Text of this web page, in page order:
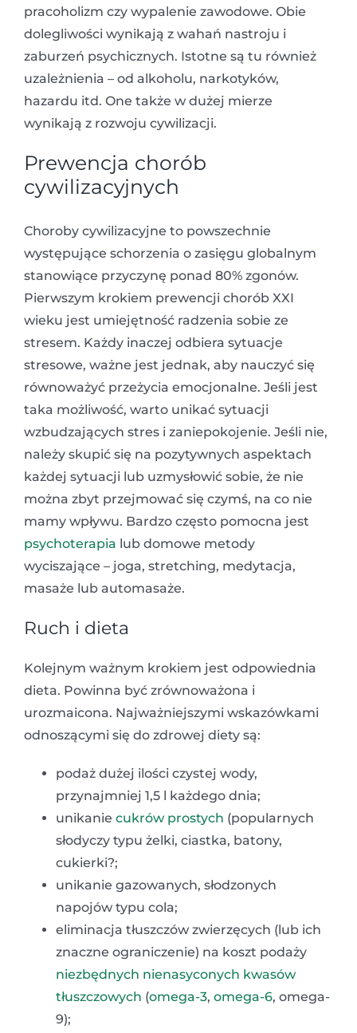
pracoholizm czy wypalenie zawodowe. Obie
dolegliwości wynikają z wahań nastroju i
zaburzeń psychicznych. Istotne są tu również
uzależnienia – od alkoholu, narkotyków,
hazardu itd. One także w dużej mierze
wynikają z rozwoju cywilizacji.
Prewencja chorób
cywilizacyjnych
Choroby cywilizacyjne to powszechnie
występujące schorzenia o zasięgu globalnym
stanowiące przyczynę ponad 80% zgonów.
Pierwszym krokiem prewencji chorób XXI
wieku jest umiejętność radzenia sobie ze
stresem. Każdy inaczej odbiera sytuacje
stresowe, ważne jest jednak, aby nauczyć się
równoważyć przeżycia emocjonalne. Jeśli jest
taka możliwość, warto unikać sytuacji
wzbudzających stres i zaniepokojenie. Jeśli nie,
należy skupić się na pozytywnych aspektach
każdej sytuacji lub uzmysłowić sobie, że nie
można zbyt przejmować się czymś, na co nie
mamy wpływu. Bardzo często pomocna jest
psychoterapia lub domowe metody
wyciszające – joga, stretching, medytacja,
masaże lub automasaże.
Ruch i dieta
Kolejnym ważnym krokiem jest odpowiednia
dieta. Powinna być zrównoważona i
urozmaicona. Najważniejszymi wskazówkami
odnoszącymi się do zdrowej diety są:
podaż dużej ilości czystej wody,
przynajmniej 1,5 l każdego dnia;
unikanie cukrów prostych (popularnych
słodyczy typu żelki, ciastka, batony,
cukierki?;
unikanie gazowanych, słodzonych
napojów typu cola;
eliminacja tłuszczów zwierzęcych (lub ich
znaczne ograniczenie) na koszt podaży
niezbędnych nienasyconych kwasów
tłuszczowych (omega-3, omega-6, omega-
9);